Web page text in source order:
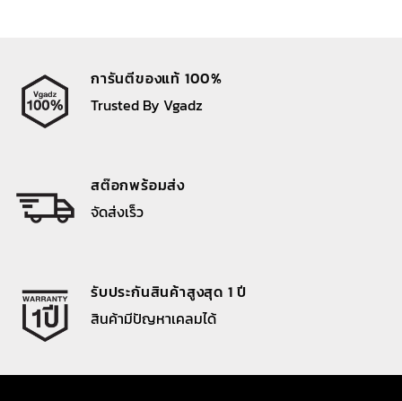
การันตีของแท้ 100%
Trusted By Vgadz
สต๊อกพร้อมส่ง
จัดส่งเร็ว
รับประกันสินค้าสูงสุด 1 ปี
สินค้ามีปัญหาเคลมได้